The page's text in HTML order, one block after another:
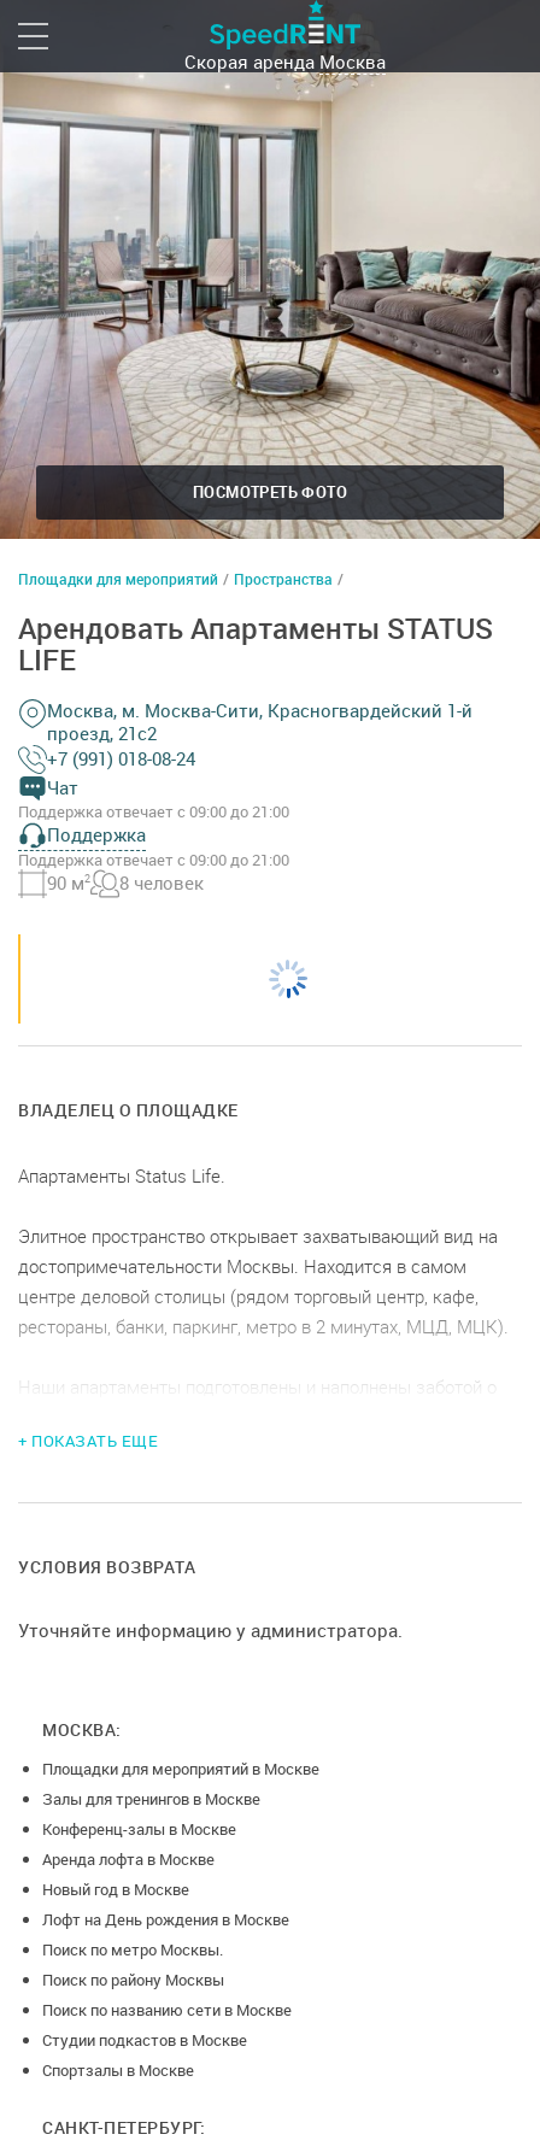
Скорая аренда Москва
ПОСМОТРЕТЬ ФОТО
Площадки для мероприятий / Пространства /
Арендовать Апартаменты STATUS
LIFE
Москва, м. Москва-Сити, Красногвардейский 1-й
проезд, 21c2
+7 (991) 018-08-24
Чат
Поддержка отвечает с 09:00 до 21:00
Поддержка
Поддержка отвечает с 09:00 до 21:00
90 м2 8 человек
ВЛАДЕЛЕЦ О ПЛОЩАДКЕ
Апартаменты Status Life.
Элитное пространство открывает захватывающий вид на
достопримечательности Москвы. Находится в самом
центре деловой столицы (рядом торговый центр, кафе,
рестораны, банки, паркинг, метро в 2 минутах, МЦД, МЦК).
Наши апартаменты подготовлены и наполнены заботой о
уединенная романтическая встреча, бизнес-завтрак,
настольными играми и тд.
Функциональная планировка - прихожая, коридор,
спальная комната с примыкающей ванной комнатой и
восстанавливающего отдыха.
В распоряжении гостей пространство, оборудованное:
панорамными окнами, всей необходимой техникой -
Плазменные TV, раскладывающийся диван, кровать,
ортопедический матрас, дизайнерская мебель, красивые
кухонные принадлежности, а также пылесос, утюг, фен,
машинка для стрижки волос, кулер с водой, спортивный
инвентарь, настольные игры, канцелярские
принадлежности, клининг 1 раз в неделю.
Обязательная дезинфекция после каждых гостей.
шлем, мощный игровой ноутбук, планшет Ipad, Фотоаппарат,
+ ПОКАЗАТЬ ЕЩЕ
УСЛОВИЯ ВОЗВРАТА
Уточняйте информацию у администратора.
МОСКВА:
Площадки для мероприятий в Москве
Залы для тренингов в Москве
Конференц-залы в Москве
Аренда лофта в Москве
Новый год в Москве
Лофт на День рождения в Москве
Поиск по метро Москвы.
Поиск по району Москвы
Поиск по названию сети в Москве
Студии подкастов в Москве
Спортзалы в Москве
САНКТ-ПЕТЕРБУРГ: